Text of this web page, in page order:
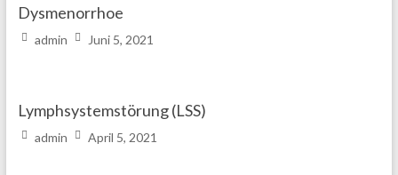
Dysmenorrhoe
admin Juni 5, 2021
Lymphsystemstörung (LSS)
admin April 5, 2021